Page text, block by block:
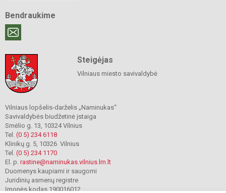
Bendraukime
Steigėjas
Vilniaus miesto savivaldybė
Vilniaus lopšelis-darželis „Naminukas“
Savivaldybės biudžetinė įstaiga
Smėlio g. 13, 10324 Vilnius
Tel. (0 5) 234 6118
Klinikų g. 5, 10326 Vilnius
Tel. (0 5) 234 1170
El. p. rastine@naminukas.vilnius.lm.lt
Duomenys kaupiami ir saugomi
Juridinių asmenų registre
Įmonės kodas 190016012